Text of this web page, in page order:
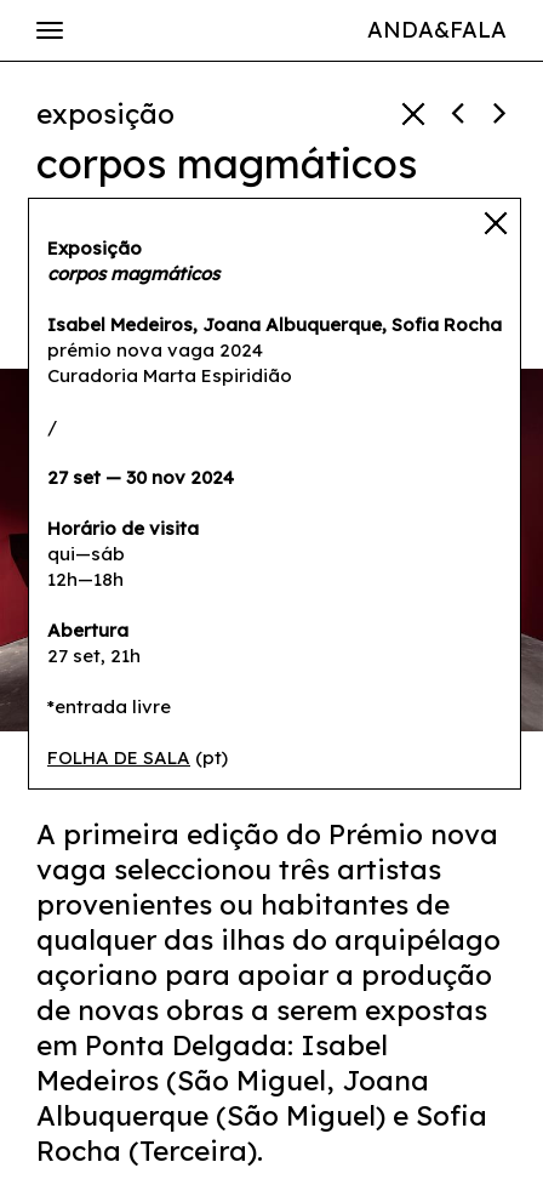
ANDA&FALA
exposição
corpos magmáticos
Albuquerque
Espiridião,Sofia Rocha
27 set — 30 nov 2024
© Mariana Lopes
A primeira edição do Prémio nova
vaga seleccionou três artistas
provenientes ou habitantes de
qualquer das ilhas do arquipélago
açoriano para apoiar a produção
de novas obras a serem expostas
em Ponta Delgada: Isabel
Medeiros (São Miguel, Joana
Albuquerque (São Miguel) e Sofia
Rocha (Terceira).
Exposição
corpos magmáticos
Isabel Medeiros, Joana Albuquerque, Sofia Rocha
prémio nova vaga 2024
Curadoria Marta Espiridião
/
27 set — 30 nov 2024
Horário de visita
qui—sáb
12h—18h
Abertura
27 set, 21h
*entrada livre
FOLHA DE SALA (pt)